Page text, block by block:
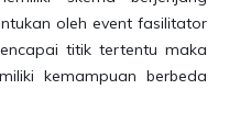
oleh event fasilitator
titik tertentu maka
kemampuan berbeda